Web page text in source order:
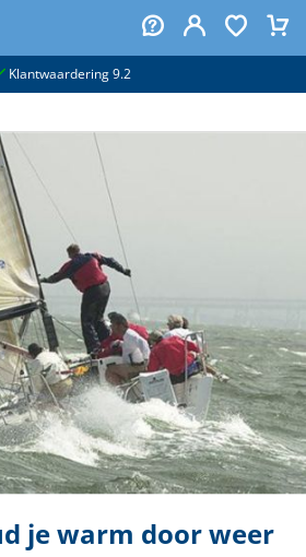
Klantwaardering 9.2
je warm door weer